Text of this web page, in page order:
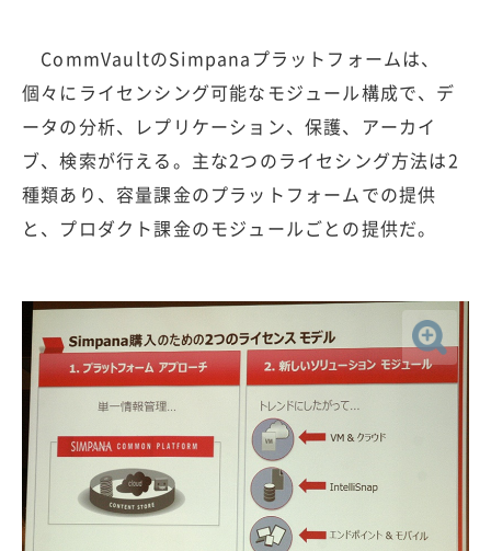
CommVaultのSimpanaプラットフォームは、
個々にライセンシング可能なモジュール構成で、デ
ータの分析、レプリケーション、保護、アーカイ
ブ、検索が行える。主な2つのライセシング方法は2
種類あり、容量課金のプラットフォームでの提供
と、プロダクト課金のモジュールごとの提供だ。